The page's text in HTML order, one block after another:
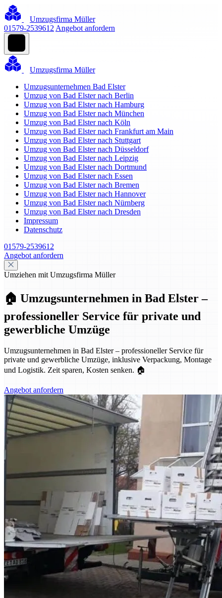
Umzugsfirma Müller
01579-2539612 Angebot anfordern
Umzugsfirma Müller
Umzugsunternehmen Bad Elster
Umzug von Bad Elster nach Berlin
Umzug von Bad Elster nach Hamburg
Umzug von Bad Elster nach München
Umzug von Bad Elster nach Köln
Umzug von Bad Elster nach Frankfurt am Main
Umzug von Bad Elster nach Stuttgart
Umzug von Bad Elster nach Düsseldorf
Umzug von Bad Elster nach Leipzig
Umzug von Bad Elster nach Dortmund
Umzug von Bad Elster nach Essen
Umzug von Bad Elster nach Bremen
Umzug von Bad Elster nach Hannover
Umzug von Bad Elster nach Nürnberg
Umzug von Bad Elster nach Dresden
Impressum
Datenschutz
01579-2539612
Angebot anfordern
Umziehen mit Umzugsfirma Müller
🏠 Umzugsunternehmen in Bad Elster –
professioneller Service für private und
gewerbliche Umzüge
Umzugsunternehmen in Bad Elster – professioneller Service für
private und gewerbliche Umzüge, inklusive Verpackung, Montage
und Logistik. Zeit sparen, Kosten senken. 🏠
Angebot anfordern